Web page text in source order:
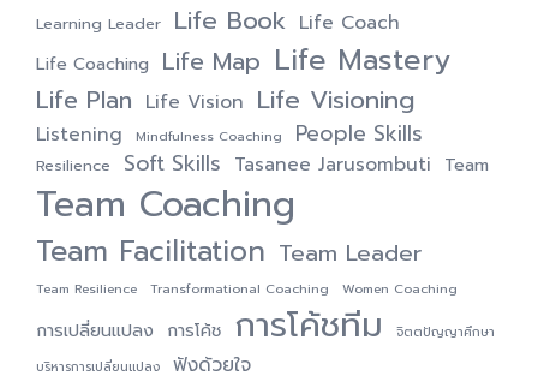
Learning Leader Life Book Life Coach
Life Coaching Life Map Life Mastery
Life Plan Life Vision Life Visioning
Listening Mindfulness Coaching People Skills
Resilience Soft Skills Tasanee Jarusombuti Team
Team Coaching
Team Facilitation Team Leader
Team Resilience Transformational Coaching Women Coaching
การเปลี่ยนแปลง การโค้ช การโค้ชทีม
จิตตปัญญาศึกษา
บริหารการเปลี่ยนแปลง
ฟังด้วยใจ